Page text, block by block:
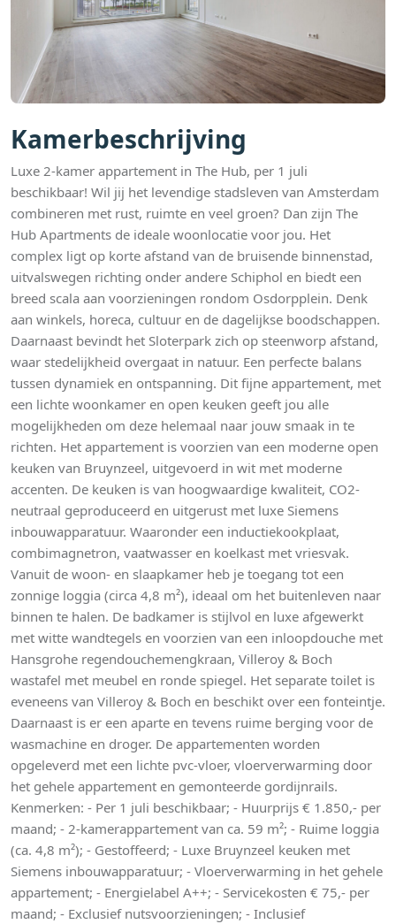
Kamerbeschrijving
Luxe 2-kamer appartement in The Hub, per 1 juli
beschikbaar! Wil jij het levendige stadsleven van Amsterdam
combineren met rust, ruimte en veel groen? Dan zijn The
Hub Apartments de ideale woonlocatie voor jou. Het
complex ligt op korte afstand van de bruisende binnenstad,
uitvalswegen richting onder andere Schiphol en biedt een
breed scala aan voorzieningen rondom Osdorpplein. Denk
aan winkels, horeca, cultuur en de dagelijkse boodschappen.
Daarnaast bevindt het Sloterpark zich op steenworp afstand,
waar stedelijkheid overgaat in natuur. Een perfecte balans
tussen dynamiek en ontspanning. Dit fijne appartement, met
een lichte woonkamer en open keuken geeft jou alle
mogelijkheden om deze helemaal naar jouw smaak in te
richten. Het appartement is voorzien van een moderne open
keuken van Bruynzeel, uitgevoerd in wit met moderne
accenten. De keuken is van hoogwaardige kwaliteit, CO2-
neutraal geproduceerd en uitgerust met luxe Siemens
inbouwapparatuur. Waaronder een inductiekookplaat,
combimagnetron, vaatwasser en koelkast met vriesvak.
Vanuit de woon- en slaapkamer heb je toegang tot een
zonnige loggia (circa 4,8 m²), ideaal om het buitenleven naar
binnen te halen. De badkamer is stijlvol en luxe afgewerkt
met witte wandtegels en voorzien van een inloopdouche met
Hansgrohe regendouchemengkraan, Villeroy & Boch
wastafel met meubel en ronde spiegel. Het separate toilet is
eveneens van Villeroy & Boch en beschikt over een fonteintje.
Daarnaast is er een aparte en tevens ruime berging voor de
wasmachine en droger. De appartementen worden
opgeleverd met een lichte pvc-vloer, vloerverwarming door
het gehele appartement en gemonteerde gordijnrails.
Kenmerken: - Per 1 juli beschikbaar; - Huurprijs € 1.850,- per
maand; - 2-kamerappartement van ca. 59 m²; - Ruime loggia
(ca. 4,8 m²); - Gestoffeerd; - Luxe Bruynzeel keuken met
Siemens inbouwapparatuur; - Vloerverwarming in het gehele
appartement; - Energielabel A++; - Servicekosten € 75,- per
maand; - Exclusief nutsvoorzieningen; - Inclusief